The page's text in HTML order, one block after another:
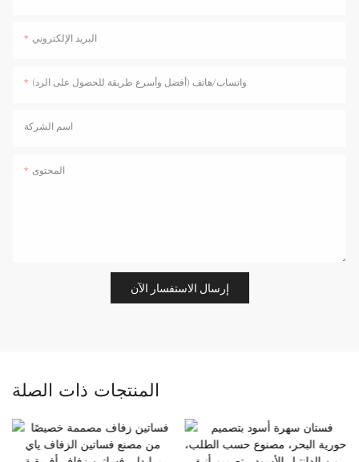
البريد الإلكتروني
واتساب/هاتف (أفضل وأسرع طريقة للحصول على الرد)
اسم الشركة
المحتوى
إرسال الاستفسار الآن
المنتجات ذات الصلة